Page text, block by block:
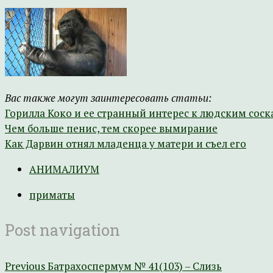
Вас также могут заинтересовать статьи:
Горилла Коко и ее странный интерес к людским
Чем больше пенис, тем скорее вымирание
Как Дарвин отнял младенца у матери и съел его
АНИМАЛИУМ
приматы
Post navigation
PreviousБатрахоспермум № 41(103) – Слизь